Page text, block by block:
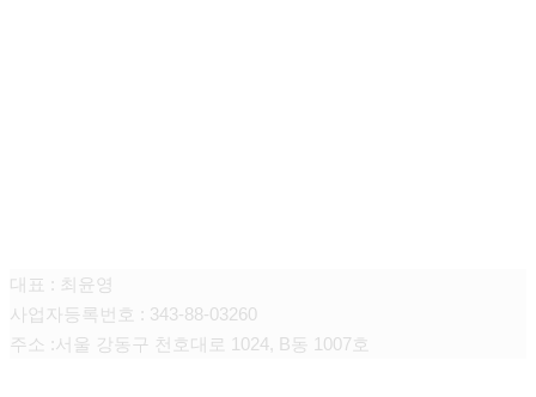
대표 : 최윤영
사업자등록번호 : 343-88-03260
주소 :서울 강동구 천호대로 1024, B 동 1007 호